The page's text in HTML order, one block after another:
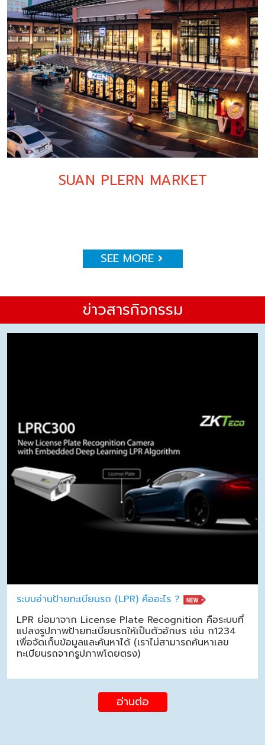
SUAN PLERN MARKET
SEE MORE
ข่าวสารกิจกรรม
ระบบอ่านป้ายทะเบียนรถ (LPR) คืออะไร ?
LPR ย่อมาจาก License Plate Recognition คือระบบที่
แปลงรูปภาพป้ายทะเบียนรถให้เป็นตัวอักษร เช่น ก1234
เพื่อจัดเก็บข้อมูลและค้นหาได้ (เราไม่สามารถค้นหาเลข
ทะเบียนรถจากรูปภาพโดยตรง)
อ่านต่อ